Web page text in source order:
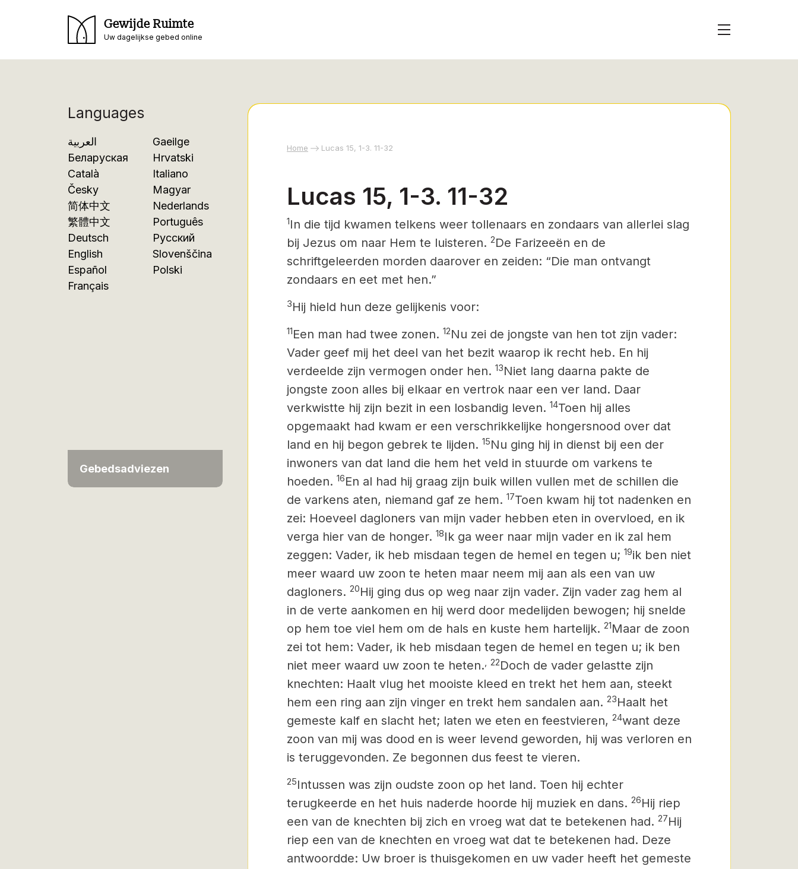
Gewijde Ruimte
Uw dagelijkse gebed online
Languages
العربية
Беларуская
Català
Česky
简体中文
繁體中文
Deutsch
English
Español
Français
Gaeilge
Hrvatski
Italiano
Magyar
Nederlands
Português
Русский
Slovenščina
Polski
Gebedsadviezen
Home Lucas 15, 1-3. 11-32
Lucas 15, 1-3. 11-32
1In die tijd kwamen telkens weer tollenaars en zondaars van allerlei slag
bij Jezus om naar Hem te luisteren. 2De Farizeeën en de
schriftgeleerden morden daarover en zeiden: “Die man ontvangt
zondaars en eet met hen.”
3Hij hield hun deze gelijkenis voor:
11Een man had twee zonen. 12Nu zei de jongste van hen tot zijn vader:
Vader geef mij het deel van het bezit waarop ik recht heb. En hij
verdeelde zijn vermogen onder hen. 13Niet lang daarna pakte de
jongste zoon alles bij elkaar en vertrok naar een ver land. Daar
verkwistte hij zijn bezit in een losbandig leven. 14Toen hij alles
opgemaakt had kwam er een verschrikkelijke hongersnood over dat
land en hij begon gebrek te lijden. 15Nu ging hij in dienst bij een der
inwoners van dat land die hem het veld in stuurde om varkens te
hoeden. 16En al had hij graag zijn buik willen vullen met de schillen die
de varkens aten, niemand gaf ze hem. 17Toen kwam hij tot nadenken en
zei: Hoeveel dagloners van mijn vader hebben eten in overvloed, en ik
verga hier van de honger. 18Ik ga weer naar mijn vader en ik zal hem
zeggen: Vader, ik heb misdaan tegen de hemel en tegen u; 19ik ben niet
meer waard uw zoon te heten maar neem mij aan als een van uw
dagloners. 20Hij ging dus op weg naar zijn vader. Zijn vader zag hem al
in de verte aankomen en hij werd door medelijden bewogen; hij snelde
op hem toe viel hem om de hals en kuste hem hartelijk. 21Maar de zoon
zei tot hem: Vader, ik heb misdaan tegen de hemel en tegen u; ik ben
niet meer waard uw zoon te heten. 22Doch de vader gelastte zijn
knechten: Haalt vlug het mooiste kleed en trekt het hem aan, steekt
hem een ring aan zijn vinger en trekt hem sandalen aan. 23Haalt het
gemeste kalf en slacht het; laten we eten en feestvieren, 24want deze
zoon van mij was dood en is weer levend geworden, hij was verloren en
is teruggevonden. Ze begonnen dus feest te vieren.
25Intussen was zijn oudste zoon op het land. Toen hij echter
terugkeerde en het huis naderde hoorde hij muziek en dans. 26Hij riep
een van de knechten bij zich en vroeg wat dat te betekenen had. 27Hij
riep een van de knechten en vroeg wat dat te betekenen had. Deze
antwoordde: Uw broer is thuisgekomen en uw vader heeft het gemeste